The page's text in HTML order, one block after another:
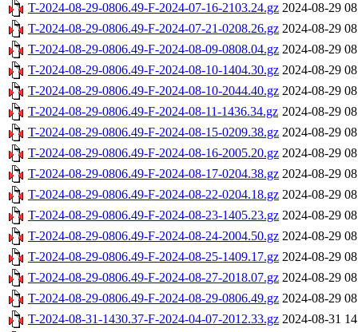
T-2024-08-29-0806.49-F-2024-07-16-2103.24.gz 2024-08-29
T-2024-08-29-0806.49-F-2024-07-21-0208.26.gz 2024-08-29
T-2024-08-29-0806.49-F-2024-08-09-0808.04.gz 2024-08-29
T-2024-08-29-0806.49-F-2024-08-10-1404.30.gz 2024-08-29
T-2024-08-29-0806.49-F-2024-08-10-2044.40.gz 2024-08-29
T-2024-08-29-0806.49-F-2024-08-11-1436.34.gz 2024-08-29
T-2024-08-29-0806.49-F-2024-08-15-0209.38.gz 2024-08-29
T-2024-08-29-0806.49-F-2024-08-16-2005.20.gz 2024-08-29
T-2024-08-29-0806.49-F-2024-08-17-0204.38.gz 2024-08-29
T-2024-08-29-0806.49-F-2024-08-22-0204.18.gz 2024-08-29
T-2024-08-29-0806.49-F-2024-08-23-1405.23.gz 2024-08-29
T-2024-08-29-0806.49-F-2024-08-24-2004.50.gz 2024-08-29
T-2024-08-29-0806.49-F-2024-08-25-1409.17.gz 2024-08-29
T-2024-08-29-0806.49-F-2024-08-27-2018.07.gz 2024-08-29
T-2024-08-29-0806.49-F-2024-08-29-0806.49.gz 2024-08-29
T-2024-08-31-1430.37-F-2024-04-07-2012.33.gz 2024-08-31